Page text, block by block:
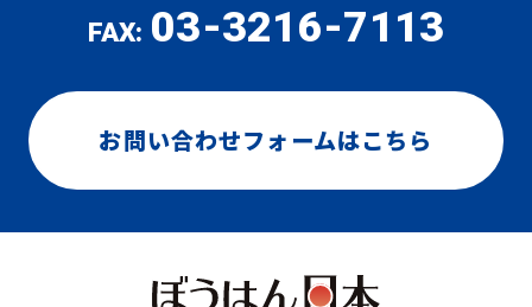
FAX: 03-3216-7113
お問い合わせフォームはこちら